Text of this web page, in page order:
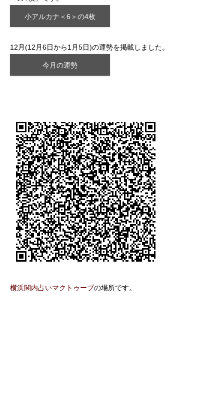
小アルカナ＜6＞の4枚
12月(12月6日から1月5日)の運勢を掲載しました。
今月の運勢
横浜関内占いマクトゥーブの場所です。